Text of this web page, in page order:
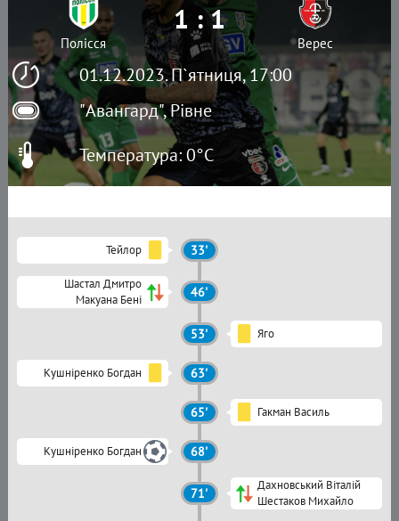
01.12.2023. П`ятниця, 17:00
"Авангард", Рівне
Полісся
1 : 1
Верес
Температура: 0°C
Тейлор 33'
Шастал Дмитро
Макуана Бені
46'
53' Яго
Кушніренко Богдан 63'
65' Гакман Василь
Кушніренко Богдан 68'
71'
Дахновський Віталій
Шестаков Михайло